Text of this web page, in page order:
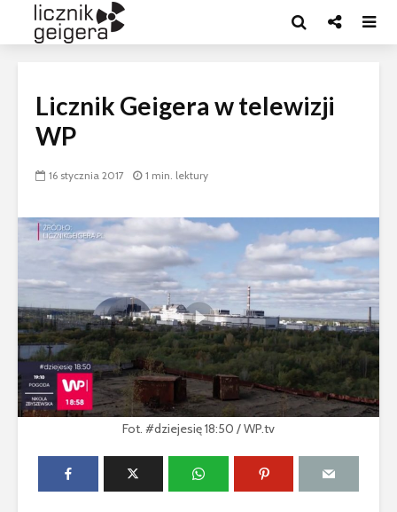
Licznik Geigera w telewizji
WP
16 stycznia 2017 1 min. lektury
Fot. #dziejesię 18:50 / WP.tv